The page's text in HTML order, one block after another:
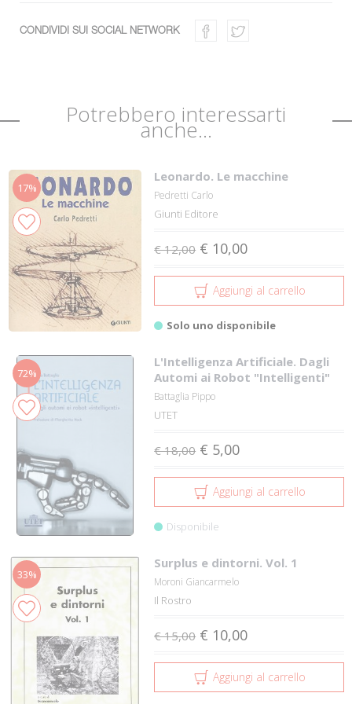
CONDIVIDI SUI SOCIAL NETWORK
Potrebbero interessarti
anche...
17%
Leonardo. Le macchine
Pedretti Carlo
Giunti Editore
€ 12,00 € 10,00
Aggiungi al carrello
Solo uno disponibile
72%
L'Intelligenza Artificiale. Dagli
Automi ai Robot "Intelligenti"
Battaglia Pippo
UTET
€ 18,00 € 5,00
Aggiungi al carrello
Disponibile
33%
Surplus e dintorni. Vol. 1
Moroni Giancarmelo
Il Rostro
€ 15,00 € 10,00
Aggiungi al carrello